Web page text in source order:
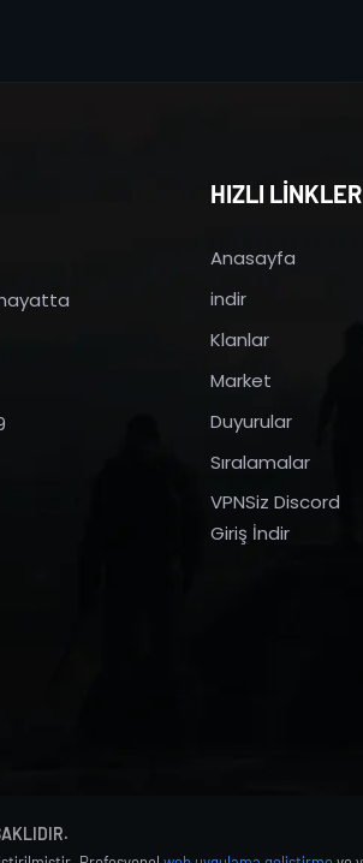
HIZLI LİNKLER
Anasayfa
indir
Klanlar
Market
Duyurular
Sıralamalar
VPNSiz Discord
Giriş İndir